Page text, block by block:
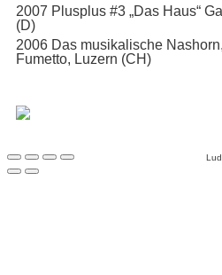
2007 Plusplus #3 „Das Haus“
(D)
2006 Das musikalische
Fumetto, Luzern (CH)